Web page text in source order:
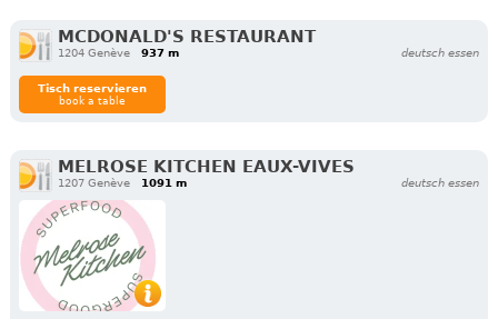
MCDONALD'S RESTAURANT
1204 Genève 937 m deutsch essen
Tisch reservieren
book a table
MELROSE KITCHEN EAUX-VIVES
1207 Genève 1091 m deutsch essen